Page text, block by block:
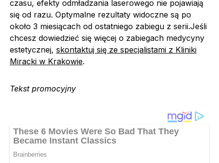
czasu, efekty odmładzania laserowego nie pojawiają
się od razu. Optymalne rezultaty widoczne są po
około 3 miesiącach od ostatniego zabiegu z serii.Jeśli
chcesz dowiedzieć się więcej o zabiegach medycyny
estetycznej, skontaktuj się ze specjalistami z Kliniki
Miracki w Krakowie.
Tekst promocyjny